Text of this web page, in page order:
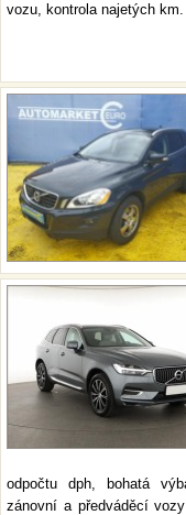
vozu, kontrola najetých
odpočtu dph, bohatá
zánovní a předváděcí